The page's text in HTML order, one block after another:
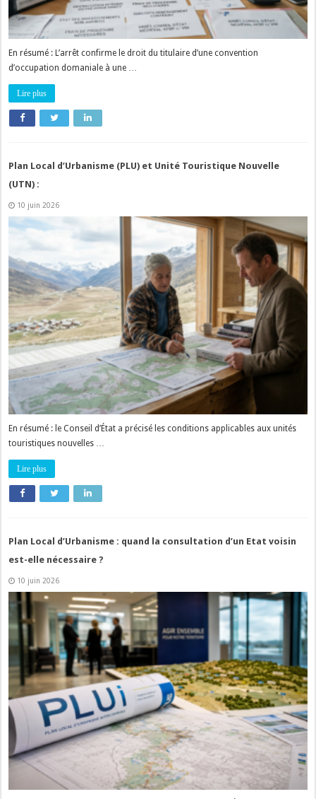
En résumé : L’arrêt confirme le droit du titulaire d’une convention
d’occupation domaniale à une …
Lire plus
Plan Local d’Urbanisme (PLU) et Unité Touristique Nouvelle
(UTN) :
10 juin 2026
En résumé : le Conseil d’État a précisé les conditions applicables aux unités
touristiques nouvelles …
Lire plus
Plan Local d’Urbanisme : quand la consultation d’un Etat voisin
est-elle nécessaire ?
10 juin 2026